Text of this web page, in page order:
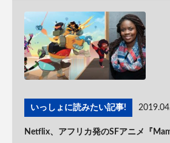
いっしょに読みたい記事!
Netflix、アフリカ発のSFアニメ『